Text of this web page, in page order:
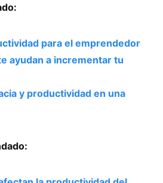
para el emprendedor
ayudan a incrementar tu
y productividad en una